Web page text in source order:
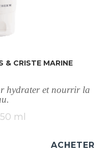
& CRISTE MARINE
hydrater et nourrir la
ml
ACHETER